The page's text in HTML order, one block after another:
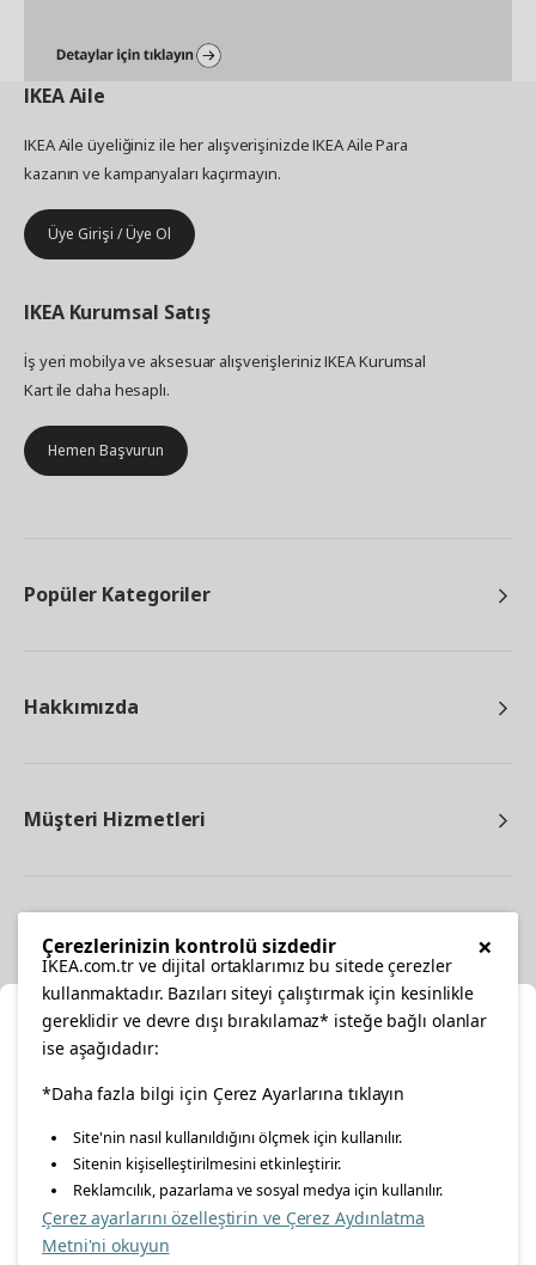
IKEAAile
IKEA Aile üyeliğiniz ile her alışverişinizde IKEA Aile Para
kazanın ve kampanyaları kaçırmayın.
Üye Girişi / Üye Ol
IKEA Kurumsal Satış
İş yeri mobilya ve aksesuar alışverişleriniz IKEA Kurumsal
Kart ile daha hesaplı.
Hemen Başvurun
Popüler Kategoriler
Hakkımızda
Müşteri Hizmetleri
facebooktwitterinstagrampinterestyoutube
linkedin
Enerji Politikası Bilgi Güvenliği Politikası
Konumunuzu Seçin
İnternetten vereceğiniz siparişlerinizde size özel hizmet ve
içerikleri görebilmek için lütfen konumuzu seçin.
İl seçiniz
×
Çerezlerinizin kontrolü sizdedir
IKEA.com.tr ve dijital ortaklarımız bu sitede çerezler
kullanmaktadır. Bazıları siteyi çalıştırmak için kesinlikle
gereklidir ve devre dışı bırakılamaz* isteğe bağlı olanlar
ise aşağıdadır:
*Daha fazla bilgi için Çerez Ayarlarına tıklayın
Site'nin nasıl kullanıldığını ölçmek için kullanılır.
Sitenin kişiselleştirilmesini etkinleştirir.
Reklamcılık, pazarlama ve sosyal medya için kullanılır.
Çerez ayarlarını özelleştirin ve Çerez Aydınlatma
Metni'ni okuyun